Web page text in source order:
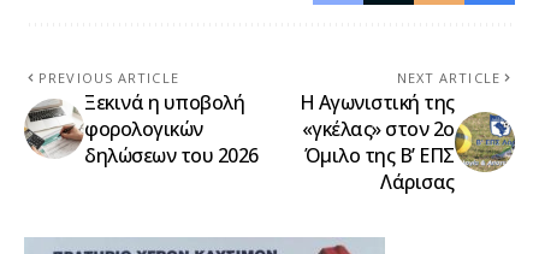
PREVIOUS ARTICLE
Ξεκινά η υποβολή
φορολογικών
δηλώσεων του 2026
NEXT ARTICLE
Η Αγωνιστική της
«γκέλας» στον 2ο
Όμιλο της Β’ ΕΠΣ
Λάρισας